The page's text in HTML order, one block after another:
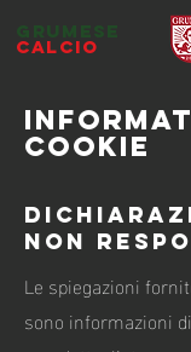
grumese
calcio
cookie
non
Le spiegazioni
sono informazioni